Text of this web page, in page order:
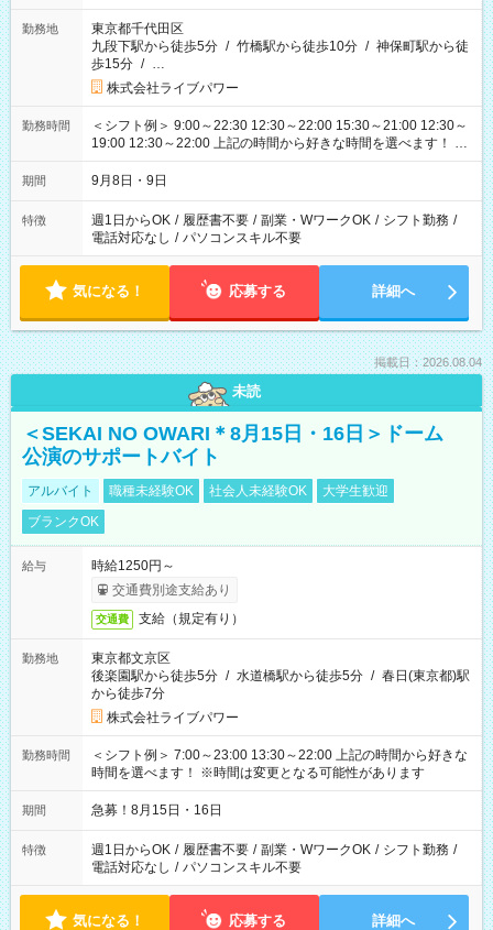
勤務地
東京都千代田区
九段下駅から徒歩5分 / 竹橋駅から徒歩10分 / 神保町駅から徒
歩15分 / …
株式会社ライブパワー
勤務時間
＜シフト例＞ 9:00～22:30 12:30～22:00 15:30～21:00 12:30～
19:00 12:30～22:00 上記の時間から好きな時間を選べます！ ※
時間は変更となる可能性があります
期間 9月8日・9日
特徴 週1日からOK / 履歴書不要 / 副業・WワークOK / シフト勤務 /
電話対応なし / パソコンスキル不要
気になる！ 応募する 詳細へ
掲載日：2026.08.04
未読
＜SEKAI NO OWARI＊8月15日・16日＞ドーム
公演のサポートバイト
アルバイト 職種未経験OK 社会人未経験OK
大学生歓迎
ブランクOK
給与
時給1250円～
交通費別途支給あり
交通費 支給（規定有り）
勤務地
東京都文京区
後楽園駅から徒歩5分 / 水道橋駅から徒歩5分 / 春日(東京都)駅
から徒歩7分
株式会社ライブパワー
勤務時間
＜シフト例＞ 7:00～23:00 13:30～22:00 上記の時間から好きな
時間を選べます！ ※時間は変更となる可能性があります
期間 急募！8月15日・16日
特徴 週1日からOK / 履歴書不要 / 副業・WワークOK / シフト勤務 /
電話対応なし / パソコンスキル不要
気になる！ 応募する 詳細へ